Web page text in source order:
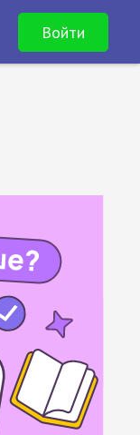
Войти